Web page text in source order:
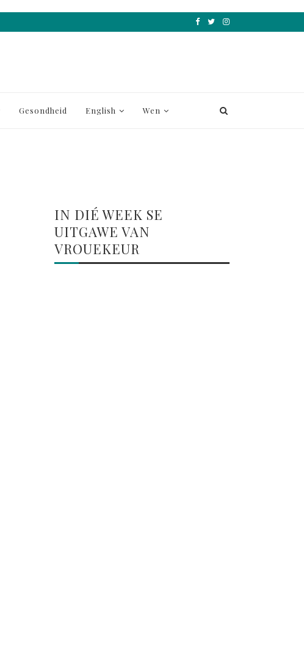
Gesondheid English Wen
IN DIÉ WEEK SE
UITGAWE VAN
VROUEKEUR